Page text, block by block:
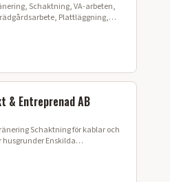
Schaktning, VA-arbeten,
Plattläggning,
av grus och matjord,
& Entreprenad AB
Schaktning för kablar och
husgrunder Enskilda
Asfaltsskärning Dikesrensning
och sandning Grävning för
av grus och material